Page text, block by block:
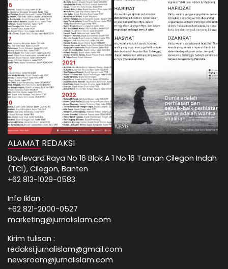
ALAMAT REDAKSI
Boulevard Raya No 16 Blok A 1 No 16 Taman Cilegon Indah
(TCI), Cilegon, Banten
+62 813-1029-0583
Info Iklan :
+62 821-2000-0527
marketing@jurnalislam.com
Kirim tulisan :
redaksi.jurnalislam@gmail.com
newsroom@jurnalislam.com